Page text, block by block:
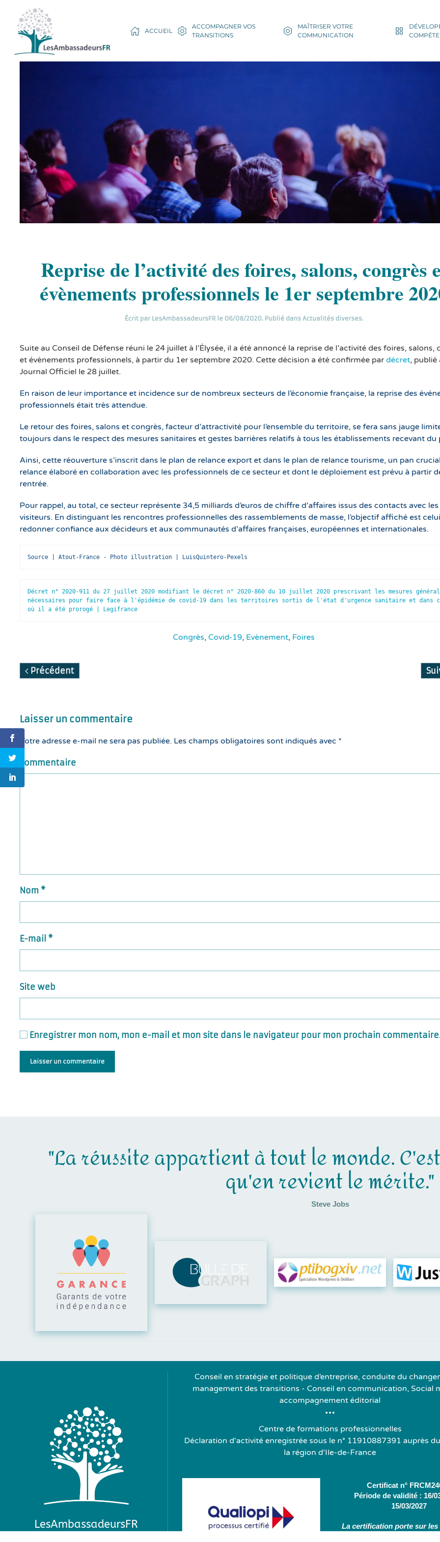
ACCUEIL
ACCOMPAGNER VOS
TRANSITIONS
MAÎTRISER VOTRE
COMMUNICATION
Reprise de l’activité des foires, salons, congrès
évènements professionnels le 1er septembre
Écrit par LesAmbassadeursFRle 06/08/2020. Publié dans Actualités diverses.
Suite au Conseil de Défense réuni le 24 juillet à l’Élysée, il a été annoncé la reprise de l’activité des foires, salons,
et évènements professionnels, à partir du 1er septembre 2020. Cette décision a été confirmée par décret, publié
Journal Officiel le 28 juillet.
En raison de leur importance et incidence sur de nombreux secteurs de l’économie française, la reprise des
professionnels était très attendue.
Le retour des foires, salons et congrès, facteur d’attractivité pour l’ensemble du territoire, se fera sans jauge
toujours dans le respect des mesures sanitaires et gestes barrières relatifs à tous les établissements recevant du
Ainsi, cette réouverture s’inscrit dans le plan de relance export et dans le plan de relance tourisme, un pan
relance élaboré en collaboration avec les professionnels de ce secteur et dont le déploiement est prévu à partir
rentrée.
Pour rappel, au total, ce secteur représente 34,5 milliards d’euros de chiffre d’affaires issus des contacts avec les
visiteurs. En distinguant les rencontres professionnelles des rassemblements de masse, l’objectif affiché est
redonner confiance aux décideurs et aux communautés d’affaires françaises, européennes et internationales.
Source | Atout-France - Photo illustration | LuisQuintero-Pexels
Décret n° 2020-911 du 27 juillet 2020 modifiant le décret n° 2020-860 du 10 juillet 2020 prescrivant les mesures
nécessaires pour faire face à l'épidémie de covid-19 dans les territoires sortis de l'état d'urgence sanitaire et dans
où il a été prorogé | Legifrance
Congrès, Covid-19, Evènement, Foires
Précédent
Laisser un commentaire
Votre adresse e-mail ne sera pas publiée. Les champs obligatoires sont indiqués avec *
Commentaire
Nom *
E-mail *
Site web
Enregistrer mon nom, mon e-mail et mon site dans le navigateur pour mon prochain
Laisser un commentaire
"La réussite appartient à tout le monde.
qu'en revient le mérite."
Steve Jobs
Visiter leur site Visiter leur site
LesAmbassadeursFR
Conseil en stratégie et politique d’entreprise, conduite du
management des transitions - Conseil en communication, Social
accompagnement éditorial
Centre de formations professionnelles
Déclaration d'activité enregistrée sous le n° 11910887391 auprès
la région d'Ile-de-France
Certificat n°
Période de validité : 16/
15/03/2027
La certification porte sur les